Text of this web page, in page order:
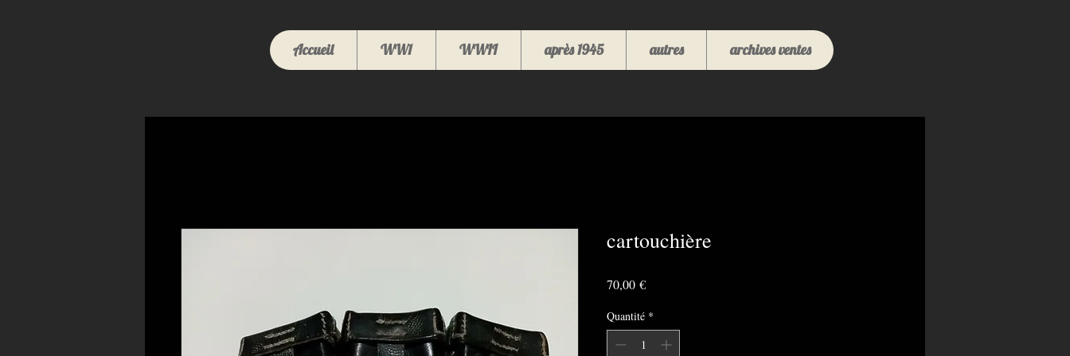
Accueil WW1 WWII après 1945 autres archives ventes
cartouchière
70,00 €Prix
Quantité *